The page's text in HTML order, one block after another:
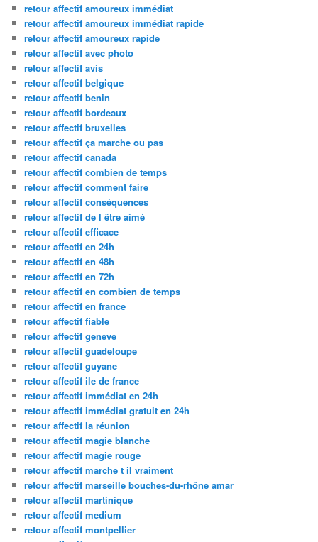
retour affectif amoureux immédiat
retour affectif amoureux immédiat rapide
retour affectif amoureux rapide
retour affectif avec photo
retour affectif avis
retour affectif belgique
retour affectif benin
retour affectif bordeaux
retour affectif bruxelles
retour affectif ça marche ou pas
retour affectif canada
retour affectif combien de temps
retour affectif comment faire
retour affectif conséquences
retour affectif de l être aimé
retour affectif efficace
retour affectif en 24h
retour affectif en 48h
retour affectif en 72h
retour affectif en combien de temps
retour affectif en france
retour affectif fiable
retour affectif geneve
retour affectif guadeloupe
retour affectif guyane
retour affectif ile de france
retour affectif immédiat en 24h
retour affectif immédiat gratuit en 24h
retour affectif la réunion
retour affectif magie blanche
retour affectif magie rouge
retour affectif marche t il vraiment
retour affectif marseille bouches-du-rhône amar
retour affectif martinique
retour affectif medium
retour affectif montpellier